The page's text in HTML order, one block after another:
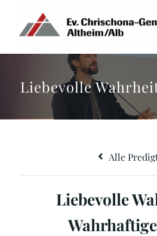
Alle
Liebevolle